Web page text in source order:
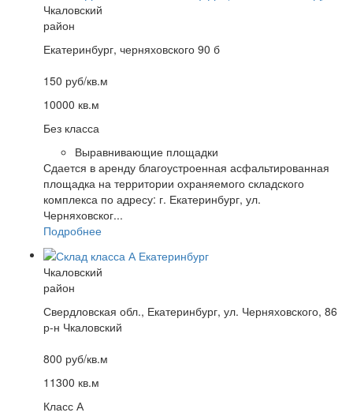
Чкаловский
район
Екатеринбург, черняховского 90 б
150 руб/кв.м
10000 кв.м
Без класса
Выравнивающие площадки
Сдается в аренду благоустроенная асфальтированная
площадка на территории охраняемого складского
комплекса по адресу: г. Екатеринбург, ул.
Черняховског...
Подробнее
Чкаловский
район
Свердловская обл., Екатеринбург, ул. Черняховского, 86
р-н Чкаловский
800 руб/кв.м
11300 кв.м
Класс А